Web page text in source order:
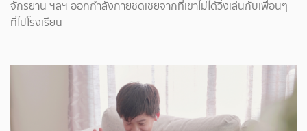
จักรยาน ฯลฯ ออกกำลังกายชดเชยจากที่เขาไม่ได้วิ่งเล่นกับเพื่อนๆ
ที่ไปโรงเรียน